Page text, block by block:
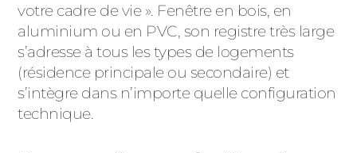
votre cadre de vie ». Fenêtre en bois, en
aluminium ou en PVC, son registre très large
s’adresse à tous les types de logements
(résidence principale ou secondaire) et
s’intègre dans n’importe quelle configuration
technique.